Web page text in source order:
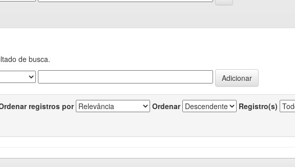
de busca.
registros por Ordenar Registro(s)